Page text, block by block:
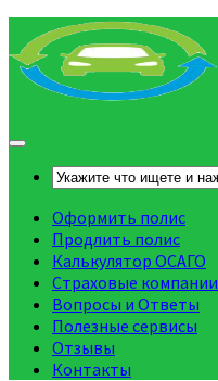
Оформить полис
Продлить полис
Калькулятор ОСАГО
Страховые компании
Вопросы и Ответы
Полезные сервисы
Отзывы
Контакты